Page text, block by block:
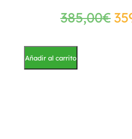
385,00€
Añadir al carrito